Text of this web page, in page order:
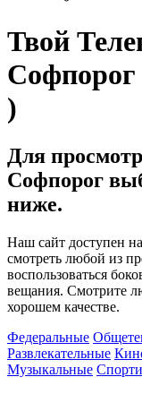
Твой
Софпорог
)
Для
Софпорог
ниже.
Наш сайт доступен
смотреть любой из
воспользоваться
вещания. Смотрите
хорошем качестве.
Федеральные
Развлекательные
Музыкальные